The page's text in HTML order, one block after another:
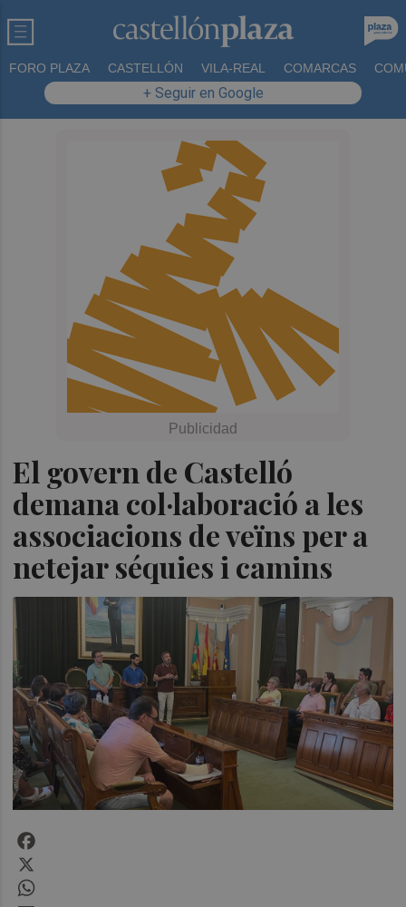
FORO PLAZA CASTELLÓN VILA-REAL COMARCAS
+ Seguir en Google
El govern de Castelló
demana col·laboració a les
associacions de veïns per a
netejar séquies i camins